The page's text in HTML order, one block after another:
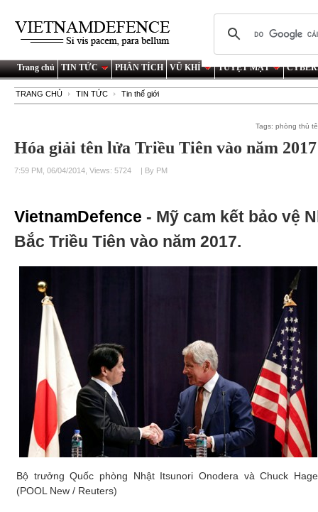
Trang chủ TIN TỨC PHÂN TÍCH VŨ KHÍ TUYỆT MẬT
TRANG CHỦ TIN TỨC Tin thế giới
Tags:phòng thủ
Hóa giải tên lửa Triều Tiên vào năm 2017
7:59 PM, 06/04/2014, Views: 5724 | By PM
VietnamDefence - Mỹ cam kết bảo vệ
Bắc Triều Tiên vào năm 2017.
Bộ trưởng Quốc phòng Nhật Itsunori Onodera và Chuck
(POOL New / Reuters)